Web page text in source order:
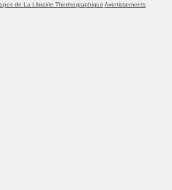
de La Librairie Thermographique Avertissements